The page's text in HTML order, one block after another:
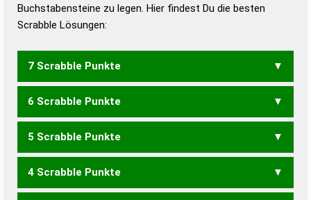
Duden – Deutsches
Buchstabensteine zu legen. Hier findest Du die besten
Scrabble Lösungen:
7 Scrabble Punkte
BIENS BINSE
6 Scrabble Punkte
BENS BIEN BISE SIEB
5 Scrabble Punkte
BEN BIN BIS
4 Scrabble Punkte